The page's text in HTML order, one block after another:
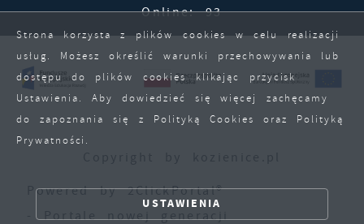
Online: 93
Powered by2ClickPortal®
- Portale nowej generacji
Strona korzysta z plików cookies w celu realizacji
usług. Możesz określić warunki przechowywania lub
dostępu do plików cookies klikając przycisk
Ustawienia. Aby dowiedzieć się więcej zachęcamy
do zapoznania się z Polityką Cookies oraz Polityką
Prywatności.
USTAWIENIA
ZEZWÓL NA WSZYSTKIE